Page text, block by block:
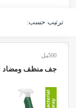
ترتيب حسب:
500مل
جف منظف ومضاد